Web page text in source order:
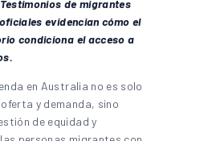
de migrantes
evidencian cómo el
condiciona el acceso a
en Australia no es solo
y demanda, sino
de equidad y